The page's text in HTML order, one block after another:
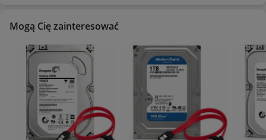
Mogą Cię zainteresować